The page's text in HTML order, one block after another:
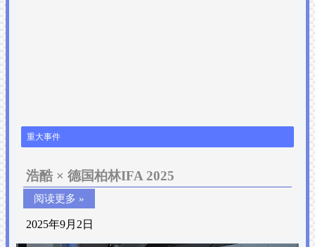
重大事件
浩酷 × 德国柏林IFA 2025
阅读更多 »
2025年9月2日